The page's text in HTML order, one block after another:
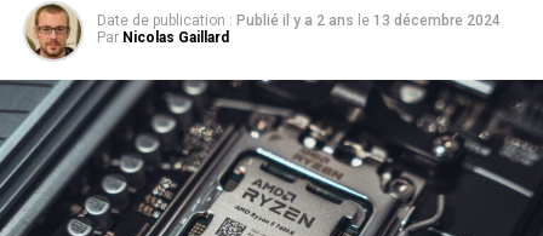
Date de publication : Publié il y a 2 ans le 13 décembre 2024
Par Nicolas Gaillard